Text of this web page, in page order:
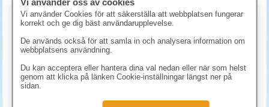
Vi använder oss av cookies
Vi använder Cookies för att säkerställa att webbplatsen fungerar
korrekt och ge dig bäst användarupplevelse.
De används också för att samla in och analysera information om
webbplatsens användning.
Du kan acceptera eller hantera dina val nedan eller när som helst
genom att klicka på länken Cookie-inställningar längst ner på
sidan.